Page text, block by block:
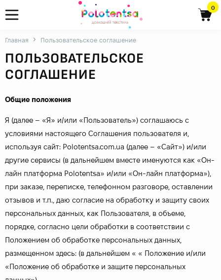
0
Главная Пользовательское соглашение
ПОЛЬЗОВАТЕЛЬСКОЕ
СОГЛАШЕНИЕ
Общие положения
Я (далее – «Я» и/или «Пользователь») соглашаюсь с
условиями настоящего Соглашения пользователя и,
используя сайт: Polotentsa.com.ua (далее – «Сайт») и/или
другие сервисы (в дальнейшем вместе именуются как «Он-
лайн платформа Polotentsa» и/или «Он-лайн платформа»),
при заказе, переписке, телефонном разговоре, оставлении
отзывов и т.п., даю согласие на обработку и защиту своих
персональных данных, как Пользователя, в объеме,
порядке, согласно цели обработки в соответствии с
Положением об обработке персональных данных,
размещенном здесь: (в дальнейшем « « Положение и/или
«Положение об обработке и защите персональных